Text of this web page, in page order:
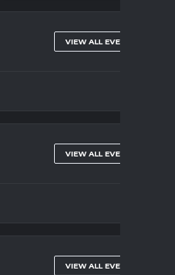
VIEW ALL EVENTS
VIEW ALL EVENTS
VIEW ALL EVENTS